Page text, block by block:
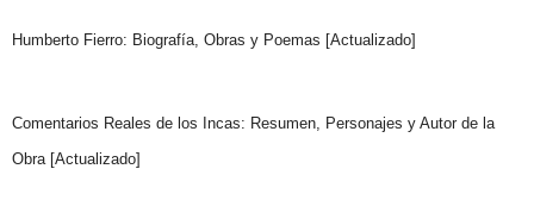
Humberto Fierro: Biografía, Obras y Poemas [Actualizado]
Comentarios Reales de los Incas: Resumen, Personajes y Autor de la
Obra [Actualizado]